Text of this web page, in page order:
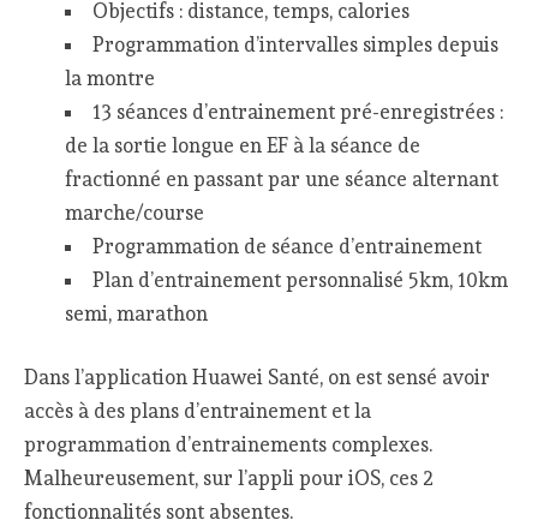
Objectifs : distance, temps, calories
Programmation d’intervalles simples depuis
la montre
13 séances d’entrainement pré-enregistrées :
de la sortie longue en EF à la séance de
fractionné en passant par une séance alternant
marche/course
Programmation de séance d’entrainement
Plan d’entrainement personnalisé 5km, 10km
semi, marathon
Dans l’application Huawei Santé, on est sensé avoir
accès à des plans d’entrainement et la
programmation d’entrainements complexes.
Malheureusement, sur l’appli pour iOS, ces 2
fonctionnalités sont absentes.